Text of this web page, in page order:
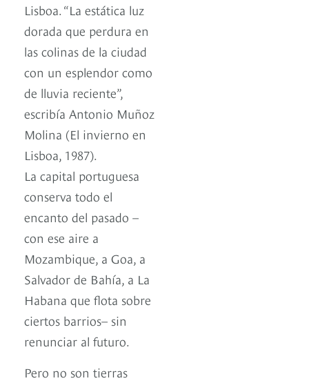
Lisboa. “La estática luz
dorada que perdura en
las colinas de la ciudad
con un esplendor como
de lluvia reciente”,
escribía Antonio Muñoz
Molina (El invierno en
Lisboa, 1987).
La capital portuguesa
conserva todo el
encanto del pasado –
con ese aire a
Mozambique, a Goa, a
Salvador de Bahía, a La
Habana que flota sobre
ciertos barrios– sin
renunciar al futuro.
Pero no son tierras